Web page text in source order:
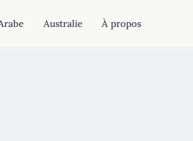
Australie À propos